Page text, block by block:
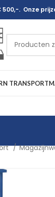
. Onze
TRANSPORT